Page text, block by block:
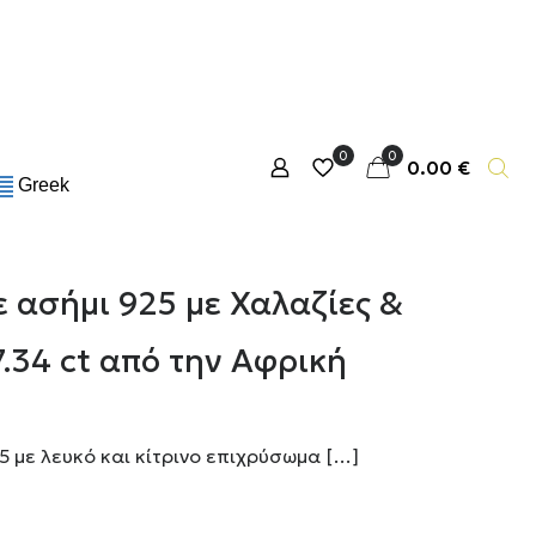
Greek
0 0 0.00 €
ασήμι 925 με Χαλαζίες &
ct από την Αφρική
με λευκό και κίτρινο επιχρύσωμα […]